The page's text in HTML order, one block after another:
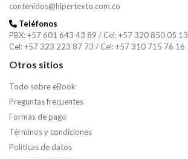
contenidos@hipertexto.com.co
Teléfonos
PBX: +57 601 643 43 89 / Cel: +57 320 850 05 13
Cel: +57 323 223 87 73 / Cel: +57 310 715 76 16
Otros sitios
Todo sobre eBook
Preguntas frecuentes
Formas de pago
Términos y condiciones
Políticas de datos